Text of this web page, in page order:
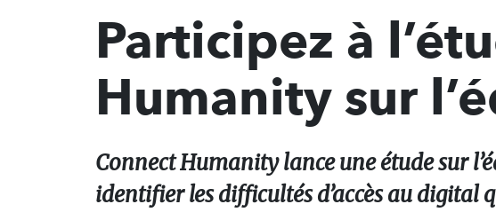
Participez à
Humanity sur
Connect Humanity lance une étude sur
identifier les difficultés d’accès au digital